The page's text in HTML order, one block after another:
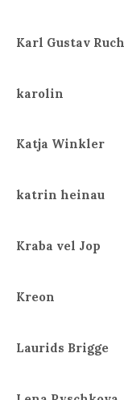
Karl Gustav Ruch
karolin
Katja Winkler
katrin heinau
Kraba vel Jop
Kreon
Laurids Brigge